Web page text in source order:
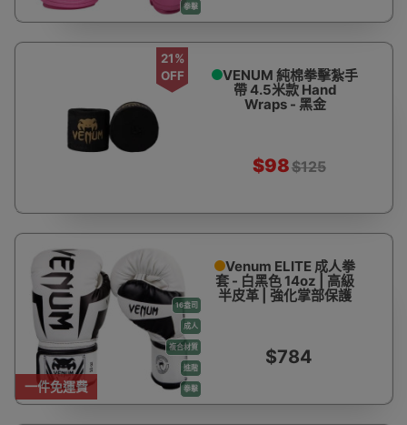
拳擊
21%
OFF
VENUM 純棉拳擊紮手
帶 4.5米款 Hand
Wraps - 黑金
$98$125
一件免運費
16盎司
成人
複合材質
進階
拳擊
Venum ELITE 成人拳
套 - 白黑色 14oz | 高級
半皮革 | 強化掌部保護
$784